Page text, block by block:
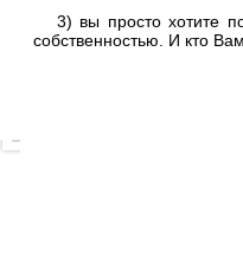
3) вы просто хотите
собственностью. И кто